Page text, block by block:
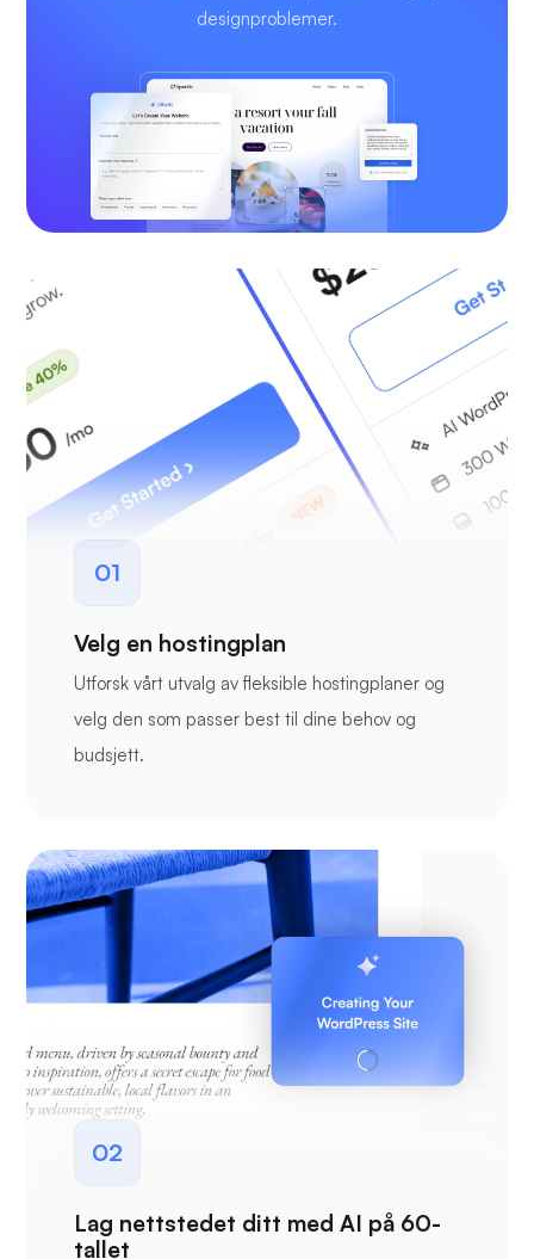
designproblemer.
01
Velg en hostingplan
Utforsk vårt utvalg av fleksible hostingplaner og
velg den som passer best til dine behov og
budsjett.
02
Lag nettstedet ditt med AI på 60-
tallet